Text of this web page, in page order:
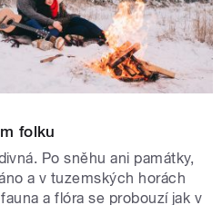
folku
Po sněhu ani památky,
a v tuzemských horách
a flóra se probouzí jak v